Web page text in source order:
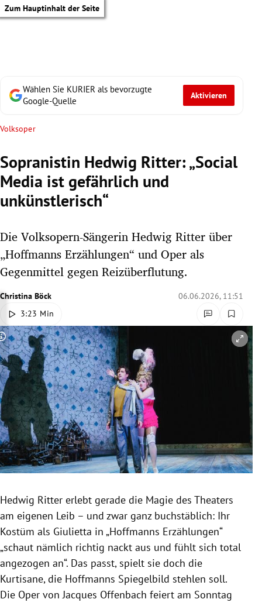
Zum Hauptinhalt der Seite
Untermenü
Untermenü
Untermenü
Untermenü
Untermenü
Untermenü
Untermenü
Untermenü
Untermenü
Wählen Sie KURIER als bevorzugte
Google-Quelle
Aktivieren
Volksoper
Sopranistin Hedwig Ritter: „Social
Media ist gefährlich und
unkünstlerisch“
Die Volksopern-Sängerin Hedwig Ritter über
„Hoffmanns Erzählungen“ und Oper als
Gegenmittel gegen Reizüberflutung.
Christina Böck
06.06.2026, 11:51
3:23 Min
Copyright-Hinweis öffnen/schließen
Hedwig Ritter erlebt gerade die Magie des Theaters
am eigenen Leib – und zwar ganz buchstäblich: Ihr
Kostüm als Giulietta in „Hoffmanns Erzählungen“
„schaut nämlich richtig nackt aus und fühlt sich total
angezogen an“. Das passt, spielt sie doch die
Kurtisane, die Hoffmanns Spiegelbild stehlen soll.
Die Oper von Jacques Offenbach feiert am Sonntag